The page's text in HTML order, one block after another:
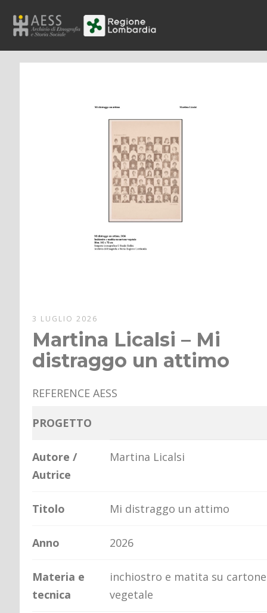
3 LUGLIO 2026
Martina Licalsi – Mi
distraggo un attimo
REFERENCE AESS
PROGETTO
Autore /
Autrice
Martina Licalsi
Titolo Mi distraggo un attimo
Anno 2026
Materia e
tecnica
inchiostro e matita su cartone
vegetale